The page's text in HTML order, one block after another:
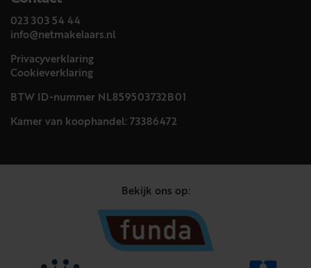
023 303 54 44
info@netmakelaars.nl
Privacyverklaring
Cookieverklaring
BTW ID-nummer NL859503732B01
Kamer van koophandel: 73386472
Bekijk ons op: